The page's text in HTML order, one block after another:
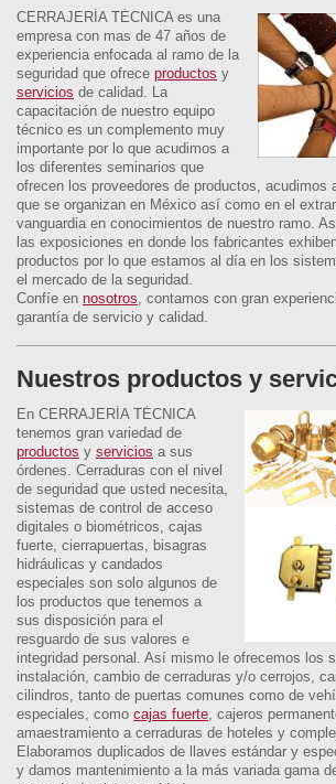
CERRAJERÍA TÉCNICA es una
empresa con mas de 47 años de
experiencia enfocada al ramo de la
seguridad que ofrece productos y
servicios de calidad. La
capacitación de nuestro equipo
técnico es un complemento muy
importante por lo que acudimos a
los diferentes seminarios que
ofrecen los proveedores de productos, acudimos
que se organizan en México así como en el
vanguardia en conocimientos de nuestro ramo.
las exposiciones en donde los fabricantes
productos por lo que estamos al día en los
el mercado de la seguridad.
Confíe en nosotros, contamos con gran
garantía de servicio y calidad.
Nuestros productos y
En CERRAJERÍA TÉCNICA
tenemos gran variedad de
productos y servicios a sus
órdenes. Cerraduras con el nivel
de seguridad que usted necesita,
sistemas de control de acceso
digitales o biométricos, cajas
fuerte, cierrapuertas, bisagras
hidráulicas y candados
especiales son solo algunos de
los productos que tenemos a
sus disposición para el
resguardo de sus valores e
integridad personal. Así mismo le ofrecemos los
instalación, cambio de cerraduras y/o cerrojos,
cilindros, tanto de puertas comunes como de
especiales, como cajas fuerte, cajeros
amaestramiento a cerraduras de hoteles y
Elaboramos duplicados de llaves estándar y
y damos mantenimiento a la más variada gama